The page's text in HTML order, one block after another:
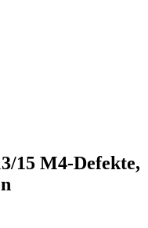
15 M4-Defekte,